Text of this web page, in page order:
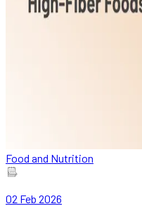
Food and Nutrition
02 Feb 2026